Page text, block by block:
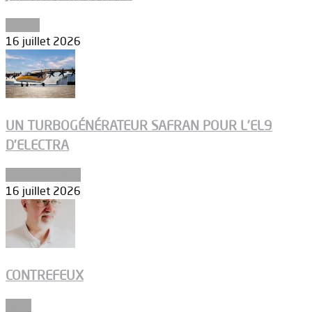
16 juillet 2026
UN TURBOGÉNÉRATEUR SAFRAN POUR L’EL9
D’ELECTRA
16 juillet 2026
CONTREFEUX